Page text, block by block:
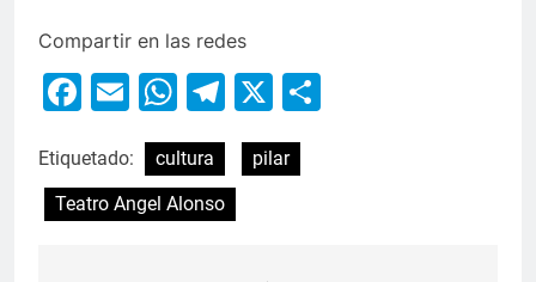
Compartir en las redes
Facebook
EmailWhatsApp
Telegram
X
Etiquetado: cultura
pilar
Teatro Angel Alonso